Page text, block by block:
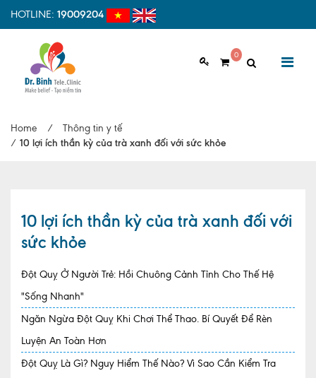
HOTLINE: 19009204
0
TRANG CHỦ
Giới thiệu chung
Đội ngũ y bác sĩ
Quy trình khám bệnh tại Dr. Binh
Home /
Thông tin y tế
/ 10 lợi ích thần kỳ của trà xanh đối với sức khỏe
10 lợi ích thần kỳ của trà xanh đối với
sức khỏe
Đột Quỵ Ở Người Trẻ: Hồi Chuông Cảnh Tỉnh Cho Thế Hệ
"Sống Nhanh"
Ngăn Ngừa Đột Quỵ Khi Chơi Thể Thao. Bí Quyết Để Rèn
Luyện An Toàn Hơn
Đột Quỵ Là Gì? Nguy Hiểm Thế Nào? Vì Sao Cần Kiểm Tra